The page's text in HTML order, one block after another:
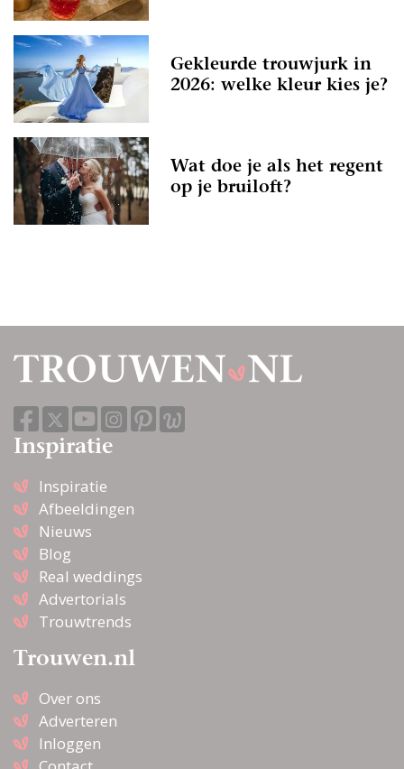
Gekleurde trouwjurk in
2026: welke kleur kies je?
Wat doe je als het regent
op je bruiloft?
Inspiratie
Inspiratie
Afbeeldingen
Nieuws
Blog
Real weddings
Advertorials
Trouwtrends
Trouwen.nl
Over ons
Adverteren
Inloggen